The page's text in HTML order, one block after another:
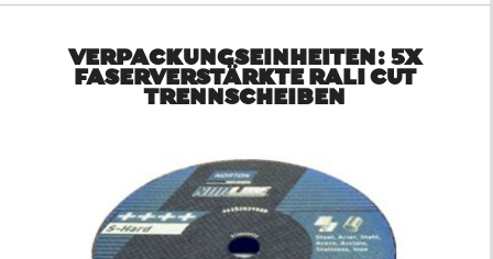
VERPACKUNGSEINHEITEN: 5X
FASERVERSTÄRKTE RALI CUT
TRENNSCHEIBEN